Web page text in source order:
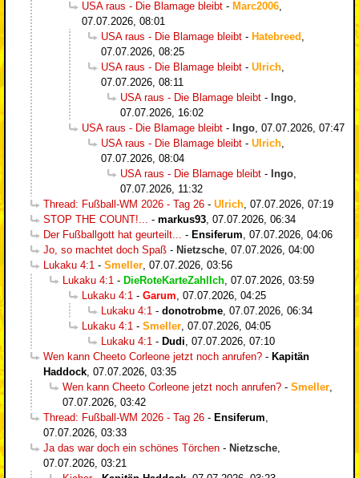
USA raus - Die Blamage bleibt - Marc2006
07.07.2026, 08:01
USA raus - Die Blamage bleibt - Hatebreed
07.07.2026, 08:25
USA raus - Die Blamage bleibt - Ulrich
07.07.2026, 08:11
USA raus - Die Blamage bleibt - Ingo
07.07.2026, 16:02
USA raus - Die Blamage bleibt - Ingo 07.07.2026, 07:47
USA raus - Die Blamage bleibt - Ulrich
07.07.2026, 08:04
USA raus - Die Blamage bleibt - Ingo
07.07.2026, 11:32
Thread: Fußball-WM 2026 - Tag 26 - Ulrich 07.07.2026, 07:19
STOP THE COUNT!...
- markus93 07.07.2026, 06:34
Der Fußballgott hat geurteilt...
- Ensiferum 07.07.2026, 04:06
Jo, so machtet doch Spaß - Nietzsche 07.07.2026, 04:00
Lukaku 4:1 - Smeller 07.07.2026, 03:56
Lukaku 4:1 - DieRoteKarteZahlIch 07.07.2026, 03:59
Lukaku 4:1 - Garum 07.07.2026, 04:25
Lukaku 4:1 - donotrobme 07.07.2026, 06:34
Lukaku 4:1 - Smeller 07.07.2026, 04:05
Lukaku 4:1 - Dudi 07.07.2026, 07:10
Wen kann Cheeto Corleone jetzt noch anrufen? - Kapitän
Haddock 07.07.2026, 03:35
Wen kann Cheeto Corleone jetzt noch anrufen? - Smeller
07.07.2026, 03:42
Thread: Fußball-WM 2026 - Tag 26 - Ensiferum
07.07.2026, 03:33
Ja das war doch ein schönes Törchen - Nietzsche
07.07.2026, 03:21